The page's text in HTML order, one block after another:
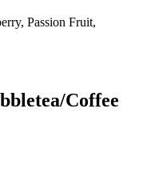
Passion Fruit,
Coffee